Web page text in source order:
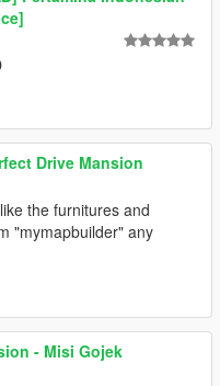
Drive Mansion
the furnitures and
"mymapbuilder" any
- Misi Gojek